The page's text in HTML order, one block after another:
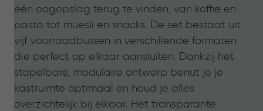
één oogopslag terug te vinden, van koffie en
pasta tot muesli en snacks. De set bestaat uit
vijf voorraadbussen in verschillende formaten
die perfect op elkaar aansluiten. Dankzij het
stapelbare, modulaire ontwerp benut je je
kastruimte optimaal en houd je alles
overzichtelijk bij elkaar. Het transparante